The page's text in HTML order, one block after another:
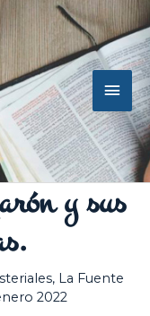
y sus
, La Fuente
2022